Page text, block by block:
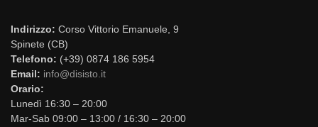
Indirizzo: Corso Vittorio Emanuele, 9
Spinete (CB)
Telefono: (+39) 0874 186 5954
Email: info@disisto.it
Orario:
Lunedì 16:30 – 20:00
Mar-Sab 09:00 – 13:00 / 16:30 – 20:00